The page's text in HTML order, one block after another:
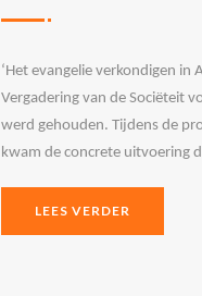
‘Het evangelie verkondigen
Vergadering van de Sociëteit
werd gehouden. Tijdens de
kwam de concrete uitvoering
LEES VERDER